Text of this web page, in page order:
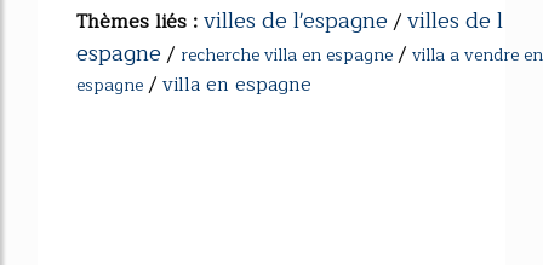
Thèmes liés :villes de l'espagne/villes de l
espagne/ recherche villa en espagne/ villa a vendre en
espagne/villa en espagne